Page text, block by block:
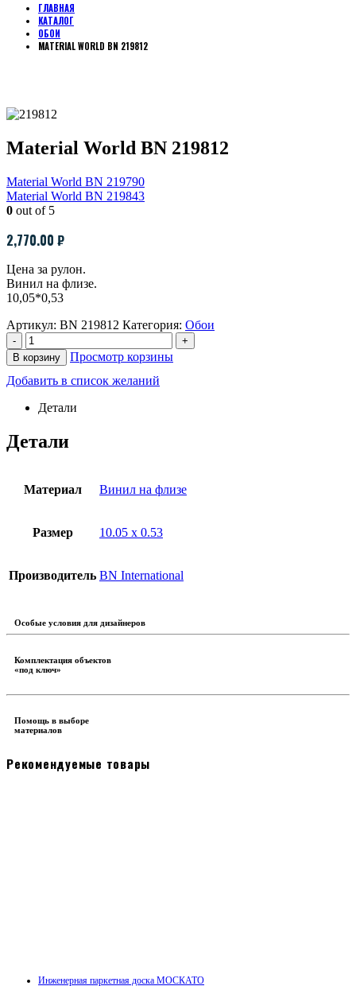
ГЛАВНАЯ
КАТАЛОГ
ОБОИ
MATERIAL WORLD BN 219812
Material World BN 219812
Material World BN 219790
Material World BN 219843
0 out of 5
2,770.00 ₽
Цена за рулон.
Винил на флизе.
10,05*0,53
Артикул: BN 219812 Категория: Обои
-
+
В корзину
Просмотр корзины
Добавить в список желаний
Детали
Детали
Материал Винил на флизе
Размер 10.05 x 0.53
Производитель BN International
Особые условия для дизайнеров
Комплектация объектов
«под ключ»
Помощь в выборе
материалов
Рекомендуемые товары
Инженерная паркетная доска МОСКАТО